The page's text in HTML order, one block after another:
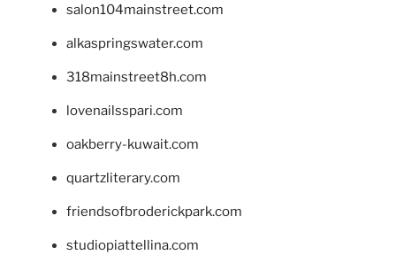
salon104mainstreet.com
alkaspringswater.com
318mainstreet8h.com
lovenailsspari.com
oakberry-kuwait.com
quartzliterary.com
friendsofbroderickpark.com
studiopiattellina.com